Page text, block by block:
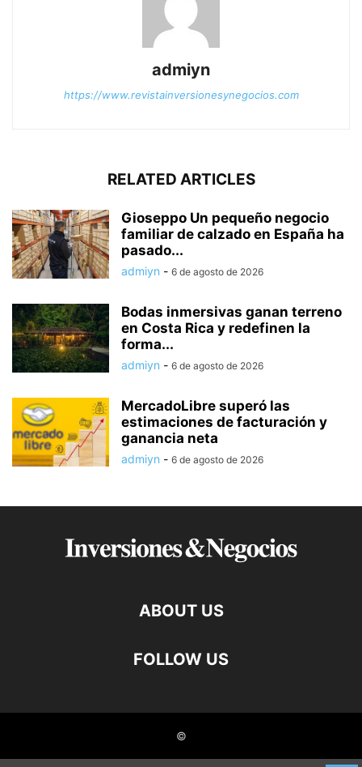
admiyn
https://www.revistainversionesynegocios.com
RELATED ARTICLES
Gioseppo Un pequeño negocio
familiar de calzado en España ha
pasado...
admiyn - 6 de agosto de 2026
Bodas inmersivas ganan terreno
en Costa Rica y redefinen la
forma...
admiyn - 6 de agosto de 2026
MercadoLibre superó las
estimaciones de facturación y
ganancia neta
admiyn - 6 de agosto de 2026
ABOUT US
FOLLOW US
©